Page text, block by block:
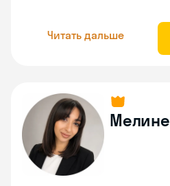
Читать дальше
Мелине